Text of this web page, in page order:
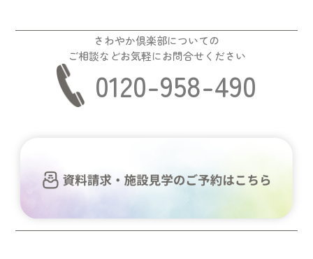
さわやか倶楽部についての
ご相談などお気軽にお問合せください
0120-958-490